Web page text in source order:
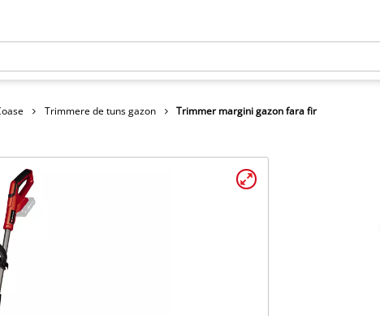
Trimmere de tuns gazon Trimmer margini gazon fara fir